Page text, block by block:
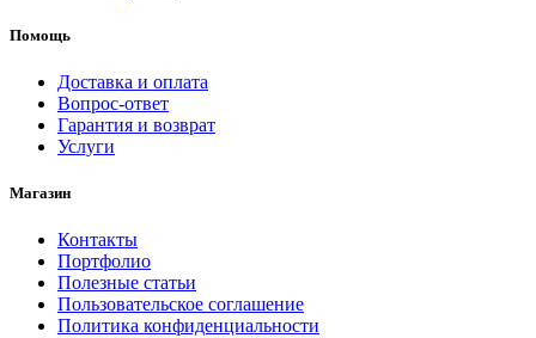
Помощь
Доставка и оплата
Вопрос-ответ
Гарантия и возврат
Услуги
Магазин
Контакты
Портфолио
Полезные статьи
Пользовательское соглашение
Политика конфиденциальности